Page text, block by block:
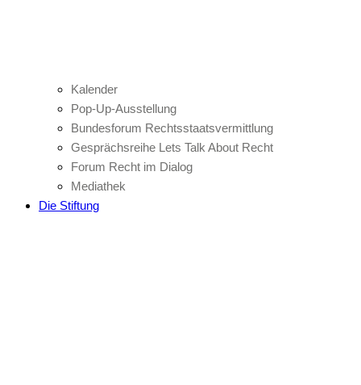
Kalender
Pop-Up-Ausstellung
Bundesforum Rechtsstaatsvermittlung
Gesprächsreihe Lets Talk About Recht
Forum Recht im Dialog
Mediathek
Die Stiftung